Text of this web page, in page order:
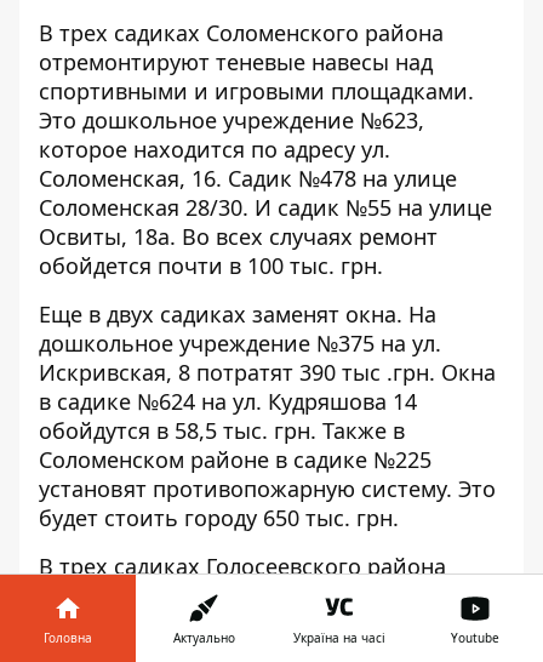
В трех садиках Соломенского района
отремонтируют теневые навесы над
спортивными и игровыми площадками.
Это дошкольное учреждение №623,
которое находится по адресу ул.
Соломенская, 16. Садик №478 на улице
Соломенская 28/30. И садик №55 на улице
Освиты, 18а. Во всех случаях ремонт
обойдется почти в 100 тыс. грн.
Еще в двух садиках заменят окна. На
дошкольное учреждение №375 на ул.
Искривская, 8 потратят 390 тыс .грн. Окна
в садике №624 на ул. Кудряшова 14
обойдутся в 58,5 тыс. грн. Также в
Соломенском районе в садике №225
установят противопожарную систему. Это
будет стоить городу 650 тыс. грн.
В трех садиках Голосеевского района
отремонтируют инженерные сети. В
садике №131
, который расположен на ул.
Демеевской, 49, ремонт обойдется 759
Головна Актуально Україна на часі Youtube